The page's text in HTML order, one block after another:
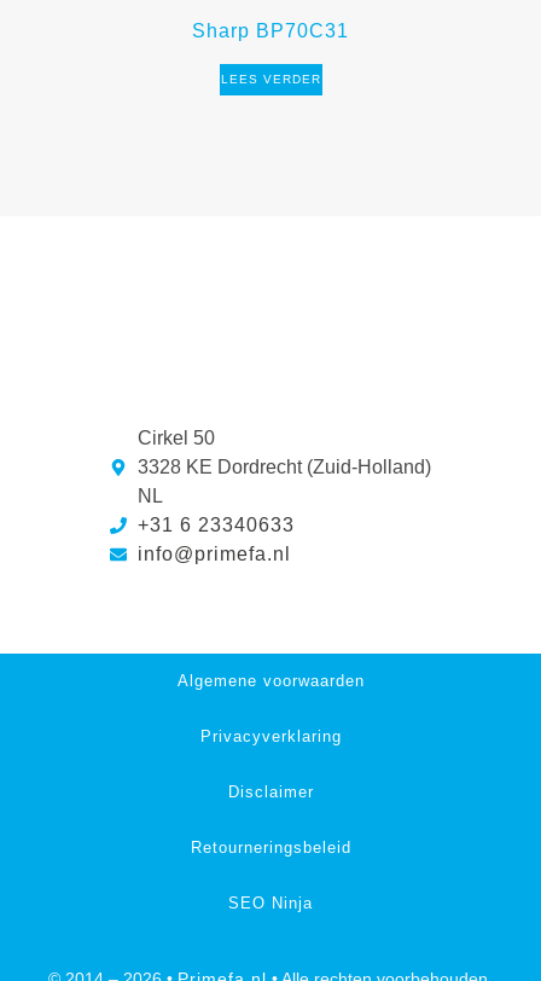
Sharp BP70C31
LEES VERDER
Cirkel 50
3328 KE Dordrecht (Zuid-Holland)
NL
+31 6 23340633
info@primefa.nl
Algemene voorwaarden
Privacyverklaring
Disclaimer
Retourneringsbeleid
SEO Ninja